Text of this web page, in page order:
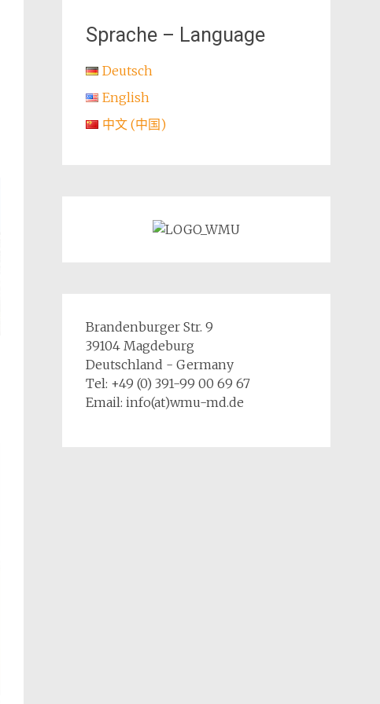
Sprache – Language
Deutsch
English
中文 (中国)
Brandenburger Str. 9
39104 Magdeburg
Deutschland - Germany
Tel: +49 (0) 391-99 00 69 67
Email: info(at)wmu-md.de